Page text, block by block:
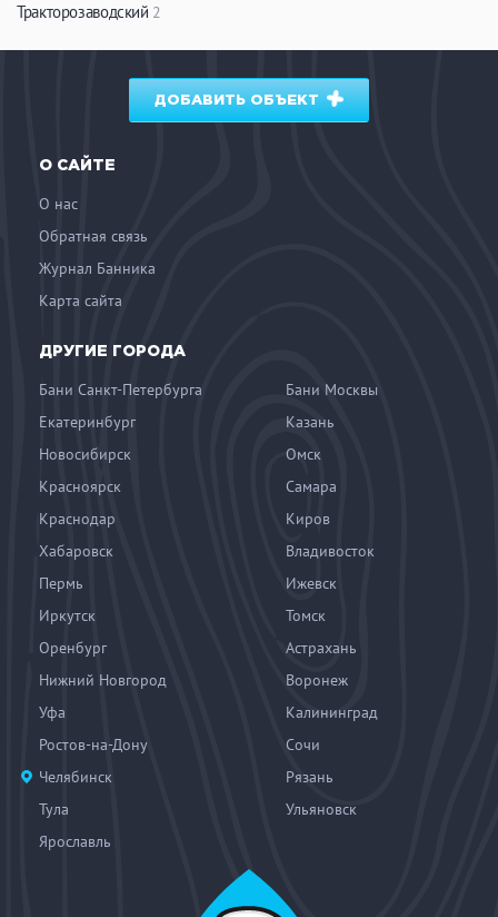
Тракторозаводский 2
ДОБАВИТЬ ОБЪЕКТ
О САЙТЕ
О нас
Обратная связь
Журнал Банника
Карта сайта
ДРУГИЕ ГОРОДА
Бани Санкт-Петербурга
Бани Москвы
Екатеринбург
Казань
Новосибирск
Омск
Красноярск
Самара
Краснодар
Киров
Хабаровск
Владивосток
Пермь
Ижевск
Иркутск
Томск
Оренбург
Астрахань
Нижний Новгород
Воронеж
Уфа
Калининград
Ростов-на-Дону
Сочи
Челябинск
Рязань
Тула
Ульяновск
Ярославль